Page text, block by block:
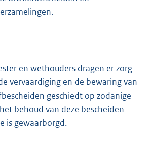
en wethouders dragen er zorg
vervaardiging en de bewaring van
geschiedt op zodanige
behoud van deze bescheiden
is gewaarborgd.